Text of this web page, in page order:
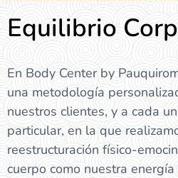
Equilibrio
En Body Center by
una metodología
nuestros clientes, y a cada
particular, en la que
reestructuración físico-
cuerpo como nuestra